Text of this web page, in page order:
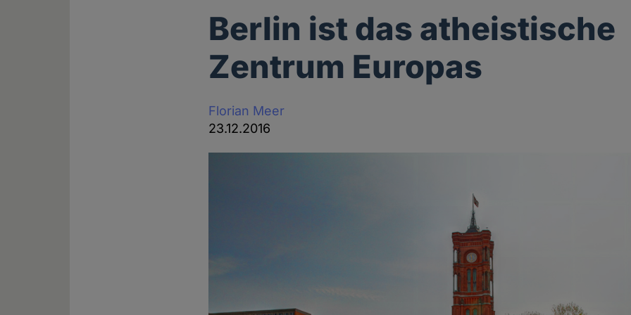
Berlin ist das atheistische
Zentrum Europas
Florian Meer
23.12.2016